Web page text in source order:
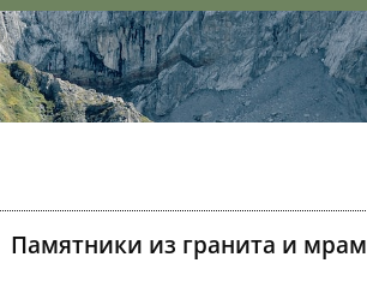
Памятники из гранита и